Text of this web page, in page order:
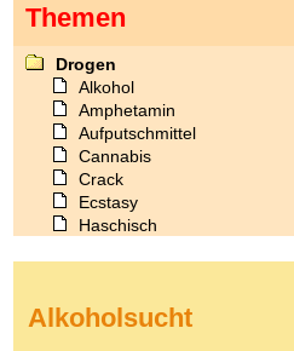
Themen
Drogen
Alkohol
Amphetamin
Aufputschmittel
Cannabis
Crack
Ecstasy
Haschisch
Kokain
Alkoholsucht